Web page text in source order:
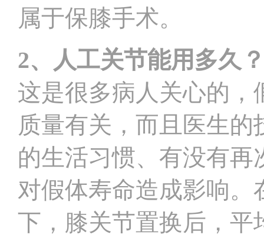
属于保膝手术。
2、人工关节能用多久
这是很多病人关心的
质量有关，而且医生
的生活习惯、有没有
对假体寿命造成影响
下，膝关节置换后，平